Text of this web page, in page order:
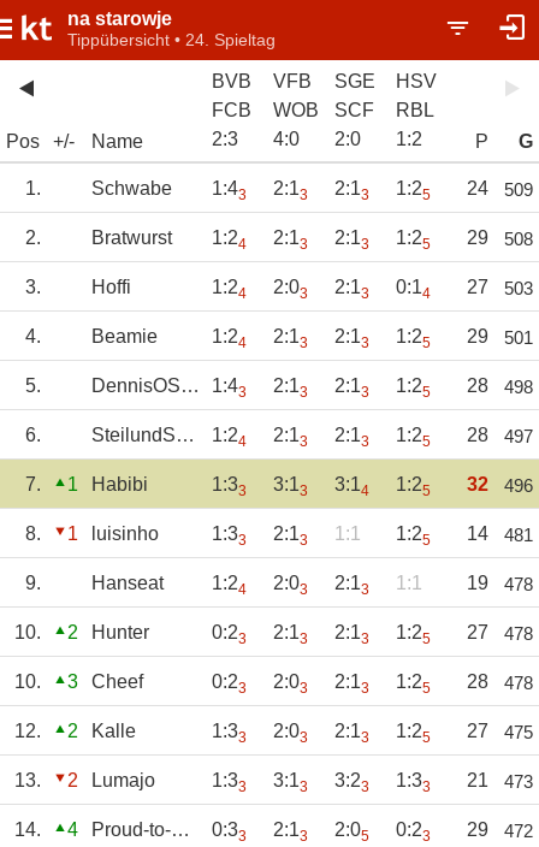
na starowje
Tippübersicht • 24. Spieltag
Pos +/- Name
BVB
FCB
2:3
VFB
WOB
4:0
SGE
SCF
2:0
HSV
RBL
1:2 P G
1. Schwabe 1:43 2:13 2:13 1:25 24 509
2. Bratwurst 1:24 2:13 2:13 1:25 29 508
3. Hoffi 1:24 2:03 2:13 0:14 27 503
4. Beamie 1:24 2:13 2:13 1:25 29 501
5. DennisOS1899 1:43 2:13 2:13 1:25 28 498
6. SteilundSchnell 1:24 2:13 2:13 1:25 28 497
7. 1 Habibi 1:33 3:13 3:14 1:25 32 496
8. 1 luisinho 1:33 2:13 1:1 1:25 14 481
9. Hanseat 1:24 2:03 2:13 1:1 19 478
10. 2 Hunter 0:23 2:13 2:13 1:25 27 478
10. 3 Cheef 0:23 2:03 2:13 1:25 28 478
12. 2 Kalle 1:33 2:03 2:13 1:25 27 475
13. 2 Lumajo 1:33 3:13 3:23 1:33 21 473
14. 4 Proud-to-be-S04 0:33 2:13 2:05 0:23 29 472